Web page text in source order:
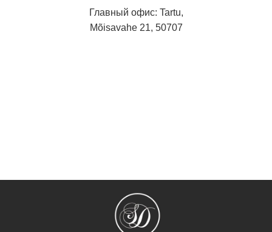
Главный офис: Tartu,
Mõisavahe 21, 50707